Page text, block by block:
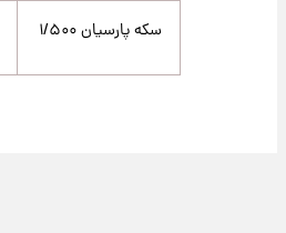
سکه پارسیان ۱/۵۰۰